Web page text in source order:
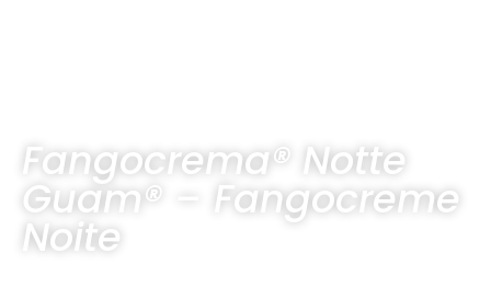
Fangocrema® Notte
Guam® – Fangocreme
Noite